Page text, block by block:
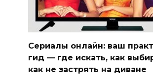
Сериалы онлайн: ваш
гид — где искать, как
как не застрять на диване